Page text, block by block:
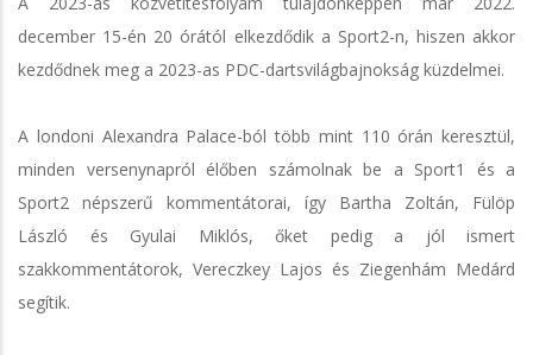
december 15-én 20 órától elkezdődik a Sport2-n, hiszen akkor
kezdődnek meg a 2023-as PDC-dartsvilágbajnokság küzdelmei.
A londoni Alexandra Palace-ból több mint 110 órán keresztül,
minden versenynapról élőben számolnak be a Sport1 és a
Sport2 népszerű kommentátorai, így Bartha Zoltán, Fülöp
László és Gyulai Miklós, őket pedig a jól ismert
szakkommentátorok, Vereczkey Lajos és Ziegenhám Medárd
segítik.